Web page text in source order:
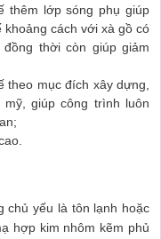
thêm lớp sóng phụ giúp
cách với xà gồ có
thời còn giúp giảm
theo mục đích xây dựng,
giúp công trình luôn
chủ yếu là tôn lạnh hoặc
hợp kim nhôm kẽm phủ